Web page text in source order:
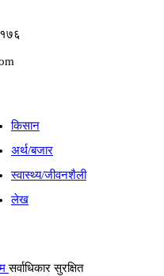
किसान
अर्थ/बजार
स्वास्थ्य/जीवनशैली
लेख
सर्वाधिकार सुरक्षित